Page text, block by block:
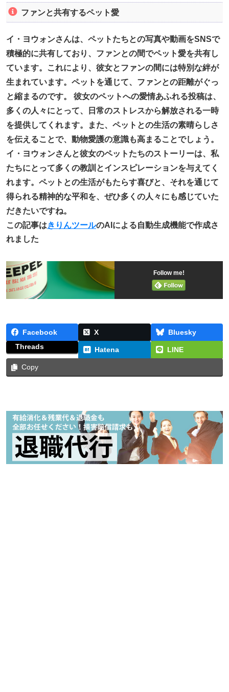
ファンと共有するペット愛
イ・ヨウォンさんは、ペットたちとの写真や動画をSNSで
積極的に共有しており、ファンとの間でペット愛を共有し
ています。これにより、彼女とファンの間には特別な絆が
生まれています。ペットを通じて、ファンとの距離がぐっ
と縮まるのです。 彼女のペットへの愛情あふれる投稿は、
多くの人々にとって、日常のストレスから解放される一時
を提供してくれます。また、ペットとの生活の素晴らしさ
を伝えることで、動物愛護の意識も高まることでしょう。
イ・ヨウォンさんと彼女のペットたちのストーリーは、私
たちにとって多くの教訓とインスピレーションを与えてく
れます。ペットとの生活がもたらす喜びと、それを通じて
得られる精神的な平和を、ぜひ多くの人々にも感じていた
だきたいですね。
この記事はきりんツールのAIによる自動生成機能で作成さ
れました
Follow me!
Facebook X
Bluesky
Threads
Hatena LINE
Copy